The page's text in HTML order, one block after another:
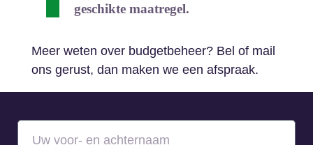
geschikte maatregel.
Meer weten over budgetbeheer? Bel of mail
ons gerust, dan maken we een afspraak.